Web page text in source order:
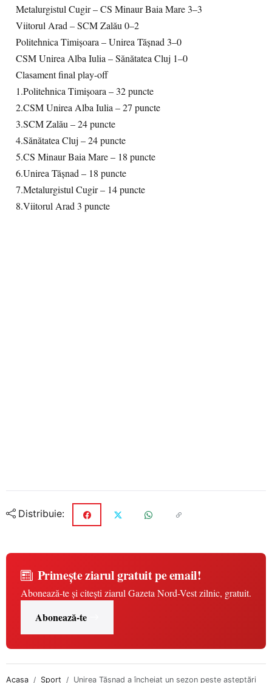
Metalurgistul Cugir – CS Minaur Baia Mare 3–3
Viitorul Arad – SCM Zalău 0–2
Politehnica Timișoara – Unirea Tășnad 3–0
CSM Unirea Alba Iulia – Sănătatea Cluj 1–0
Clasament final play-off
1.Politehnica Timișoara – 32 puncte
2.CSM Unirea Alba Iulia – 27 puncte
3.SCM Zalău – 24 puncte
4.Sănătatea Cluj – 24 puncte
5.CS Minaur Baia Mare – 18 puncte
6.Unirea Tășnad – 18 puncte
7.Metalurgistul Cugir – 14 puncte
8.Viitorul Arad 3 puncte
Distribuie:
Primește ziarul gratuit pe email!
Abonează-te și citești ziarul Gazeta Nord-Vest zilnic, gratuit.
Abonează-te
Acasa Sport Unirea Tășnad a încheiat un sezon peste așteptări